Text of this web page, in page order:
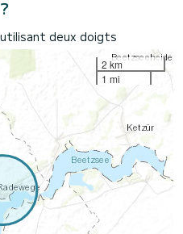
deux doigts
2 km
1 mi